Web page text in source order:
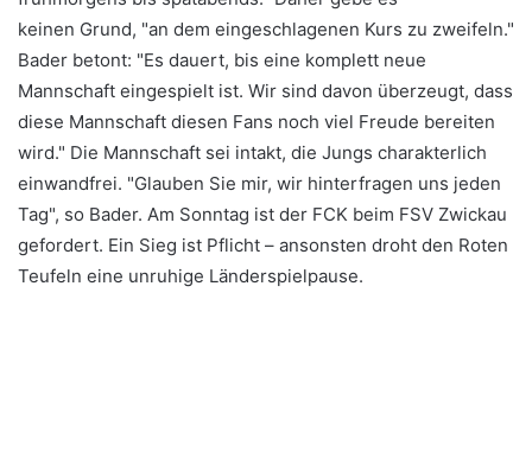
keinen Grund, "an dem eingeschlagenen Kurs zu zweifeln."
Bader betont: "Es dauert, bis eine komplett neue
Mannschaft eingespielt ist. Wir sind davon überzeugt, dass
diese Mannschaft diesen Fans noch viel Freude bereiten
wird." Die Mannschaft sei intakt, die Jungs charakterlich
einwandfrei. "Glauben Sie mir, wir hinterfragen uns jeden
Tag", so Bader. Am Sonntag ist der FCK beim FSV Zwickau
gefordert. Ein Sieg ist Pflicht – ansonsten droht den Roten
Teufeln eine unruhige Länderspielpause.